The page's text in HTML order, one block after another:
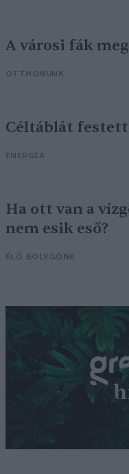
A városi fák
OTTHONUNK
Céltáblát festett
ENERGIA
Ha ott van a
nem esik eső?
ÉLŐ BOLYGÓNK